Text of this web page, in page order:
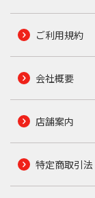
ご利用規約
会社概要
店舗案内
特定商取引法